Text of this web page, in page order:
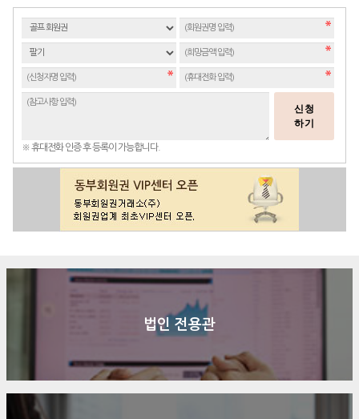
신청
하기
※ 휴대전화 인증 후 등록이 가능합니다.
법인 전용관